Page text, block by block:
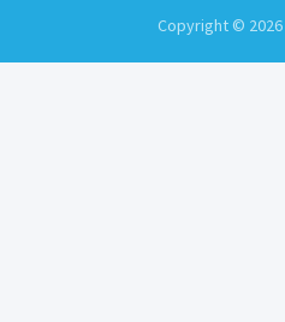
Copyright © 2026